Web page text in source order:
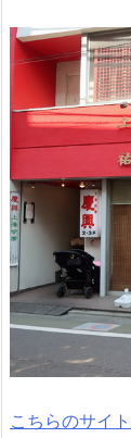
こちらのサイト